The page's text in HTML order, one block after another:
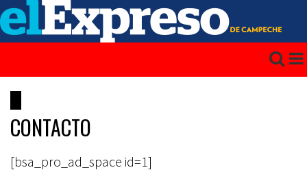
CONTACTO
[bsa_pro_ad_space id=1]